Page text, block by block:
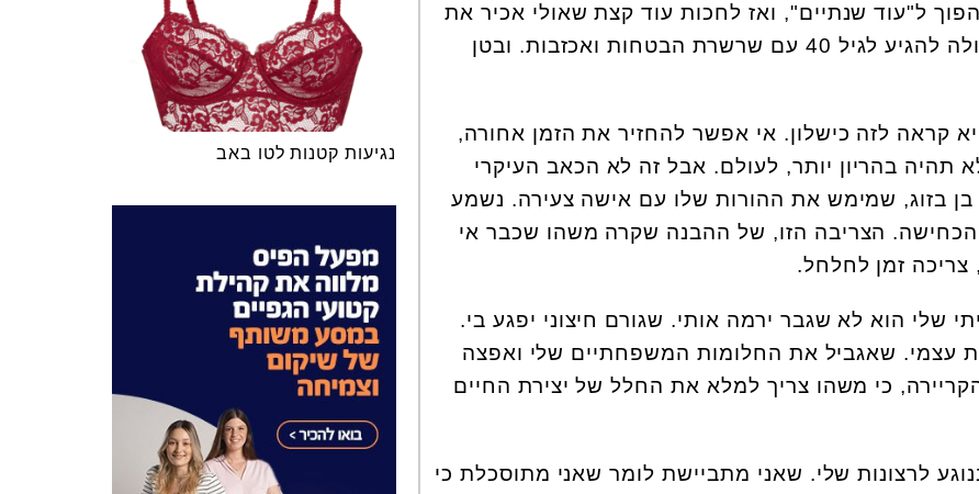
ל"עוד שנתיים", ואז לחכות עוד קצת שאולי אכיר את
הגבר המושלם עבורי, ואני יכולה להגיע לגיל 40 עם שרשרת הבטחות ואכזבות. ובטן
קראה לזה כישלון. אי אפשר להחזיר את הזמן אחורה,
תהיה בהריון יותר, לעולם. אבל זה לא הכאב העיקרי
בזוג, שמימש את ההורות שלו עם אישה צעירה. נשמע
הכחישה. הצריבה הזו, של ההבנה שקרה משהו שכבר אי
צריכה זמן לחלחל.
שלי הוא לא שגבר ירמה אותי. שגורם חיצוני יפגע בי.
עצמי. שאגביל את החלומות המשפחתיים שלי ואפצה
כי משהו צריך למלא את החלל של יצירת החיים
לרצונות שלי. שאני מתביישת לומר שאני מתוסכלת כי
נגיעות קטנות לטו באב